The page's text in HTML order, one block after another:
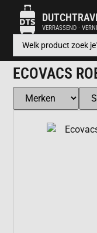
VERRASSEND ·
ECOVACS